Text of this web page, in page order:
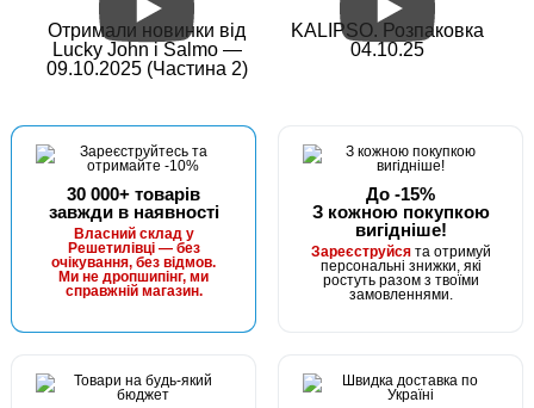
Отримали новинки від
Lucky John і Salmo —
09.10.2025 (Частина 2)
KALIPSO. Розпаковка
04.10.25
30 000+ товарів
завжди в наявності
Власний склад у
Решетилівці — без
очікування, без відмов.
Ми не дропшипінг, ми
справжній магазин.
До -15%
З кожною покупкою
вигідніше!
Зареєструйсята отримуй
персональні знижки, які
ростуть разом з твоїми
замовленнями.